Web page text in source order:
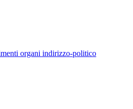
organi indirizzo-politico